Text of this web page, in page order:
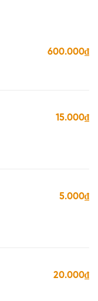
600.000₫
15.000₫
5.000₫
20.000₫